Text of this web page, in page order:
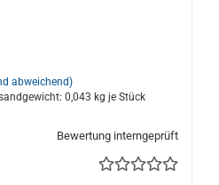
Made in Germany, gute
Ø sein, Materialstärke am Loch
als ca. 5,0 mm sein!
abweichend)
0,043 kg je Stück
Bewertung interngeprüft